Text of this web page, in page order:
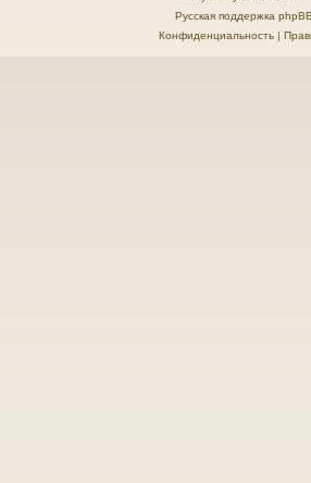
Русская поддержка phpBB
Конфиденциальность|